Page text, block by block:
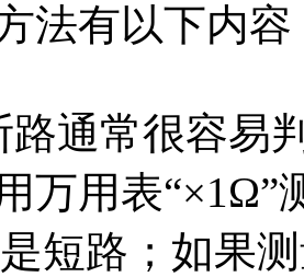
有以下内容
常很容易判
万用表“×1Ω”
短路；如果